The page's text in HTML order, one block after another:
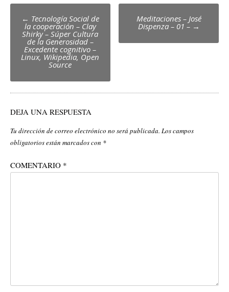
Post
navigation
← Tecnología Social de
la cooperación – Clay
Shirky – Súper Cultura
de la Generosidad –
Excedente cognitivo –
Linux, Wikipedia, Open
Source
Meditaciones – José
Dispenza – 01 – →
DEJA UNA RESPUESTA
Tu dirección de correo electrónico no será publicada. Los campos
obligatorios están marcados con *
COMENTARIO *